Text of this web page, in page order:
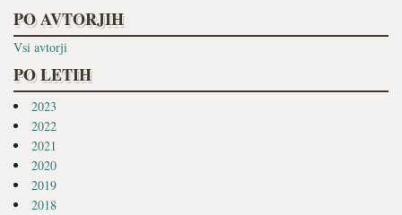
PO AVTORJIH
Vsi avtorji
PO LETIH
2023
2022
2021
2020
2019
2018